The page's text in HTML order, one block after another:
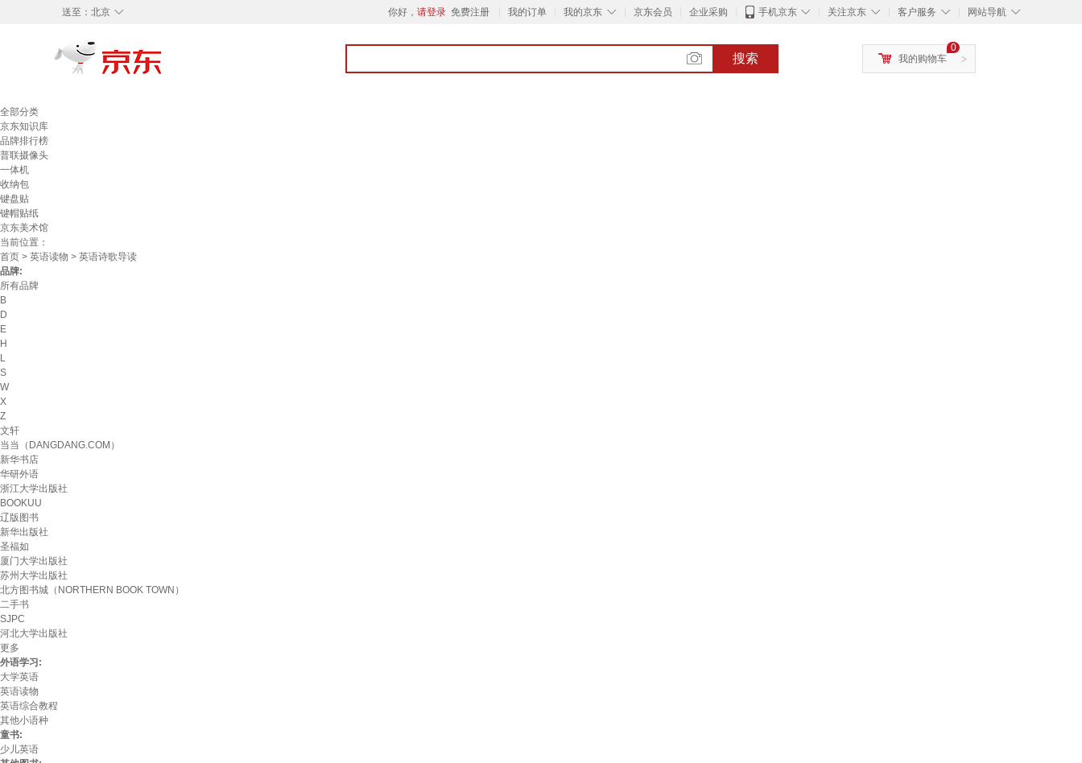
◇
送至： 北京 你好， 请登录 免费注册 我的订单 ◇
我的京东 京东会员 企业采购 ◇
手机京东 ◇
关注京东 ◇
客户服务 ◇
网站导航
搜索 >
0
我的购物车
全部分类
京东知识库
品牌排行榜
普联摄像头
一体机
收纳包
键盘贴
键帽贴纸
京东美术馆
当前位置：
首页 > 英语读物 > 英语诗歌导读
品牌:
所有品牌
B
D
E
H
L
S
W
X
Z
文轩
当当（DANGDANG.COM）
新华书店
华研外语
浙江大学出版社
BOOKUU
辽版图书
新华出版社
圣福如
厦门大学出版社
苏州大学出版社
北方图书城（NORTHERN BOOK TOWN）
二手书
SJPC
河北大学出版社
更多
外语学习:
大学英语
英语读物
英语综合教程
其他小语种
童书:
少儿英语